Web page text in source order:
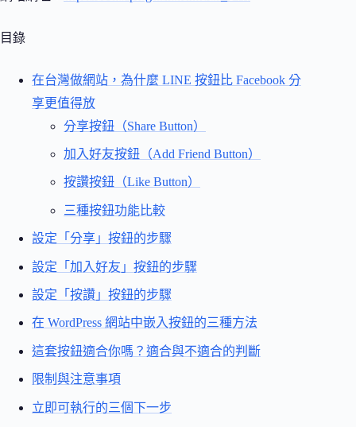
目錄
在台灣做網站，為什麼 LINE 按鈕比 Facebook 分
享更值得放
分享按鈕（Share Button）
加入好友按鈕（Add Friend Button）
按讚按鈕（Like Button）
三種按鈕功能比較
設定「分享」按鈕的步驟
設定「加入好友」按鈕的步驟
設定「按讚」按鈕的步驟
在 WordPress 網站中嵌入按鈕的三種方法
這套按鈕適合你嗎？適合與不適合的判斷
限制與注意事項
立即可執行的三個下一步